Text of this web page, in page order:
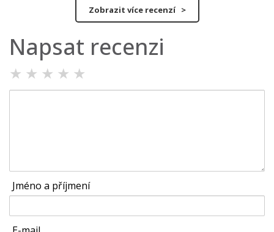
Zobrazit více recenzí >
Napsat recenzi
★ ★ ★ ★ ★
Jméno a příjmení